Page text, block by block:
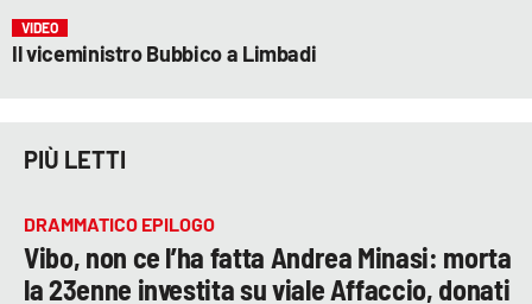
VIDEO
Il viceministro Bubbico a Limbadi
PIÙ LETTI
DRAMMATICO EPILOGO
Vibo, non ce l’ha fatta Andrea Minasi: morta
la 23enne investita su viale Affaccio, donati